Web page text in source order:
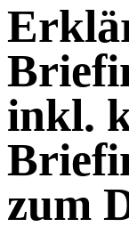
inkl.
zum